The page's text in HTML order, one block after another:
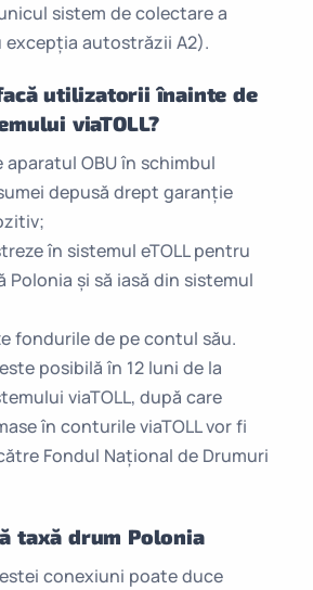
sistem de colectare a
autostrăzii A2).
utilizatorii înainte de
viaTOLL?
aparatul OBU în schimbul
depusă drept garanție
în sistemul eTOLL pentru
Polonia și să iasă din sistemul
fondurile de pe contul său.
posibilă în 12 luni de la
viaTOLL, după care
în conturile viaTOLL vor fi
Fondul Național de Drumuri
taxă drum Polonia
conexiuni poate duce